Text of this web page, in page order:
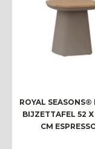
ROYAL SEASONS®
BIJZETTAFEL 52 X
CM